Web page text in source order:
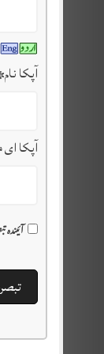
آپکا نام
آپکا